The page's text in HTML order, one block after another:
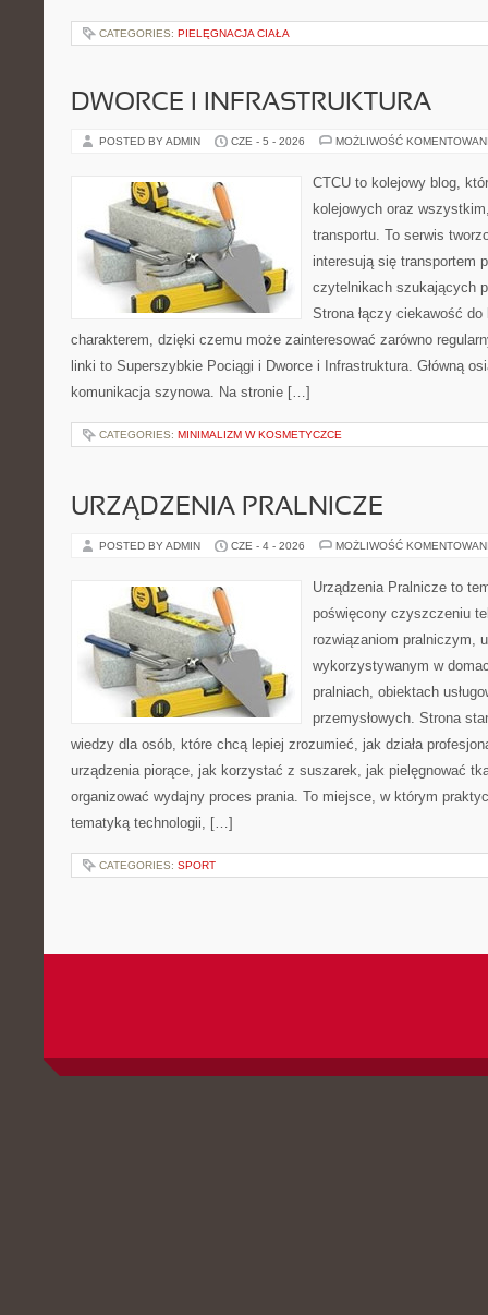
CATEGORIES: PIELĘGNACJA CIAŁA
DWORCE I INFRASTRUKTURA
POSTED BY ADMIN CZE - 5 - 2026 MOŻLIWOŚĆ
CTCU to kolejowy blog,
kolejowych oraz
transportu. To serwis
interesują się transportem
czytelnikach szukających
Strona łączy ciekawość
charakterem, dzięki czemu może zainteresować zarówno
linki to Superszybkie Pociągi i Dworce i Infrastruktura. Główną
komunikacja szynowa. Na stronie […]
CATEGORIES: MINIMALIZM W KOSMETYCZCE
URZĄDZENIA PRALNICZE
POSTED BY ADMIN CZE - 4 - 2026 MOŻLIWOŚĆ
Urządzenia Pralnicze to
poświęcony czyszczeniu
rozwiązaniom pralniczym,
wykorzystywanym w
pralniach, obiektach
przemysłowych. Strona
wiedzy dla osób, które chcą lepiej zrozumieć, jak działa
urządzenia piorące, jak korzystać z suszarek, jak pielęgnować
organizować wydajny proces prania. To miejsce, w którym
tematyką technologii, […]
CATEGORIES: SPORT